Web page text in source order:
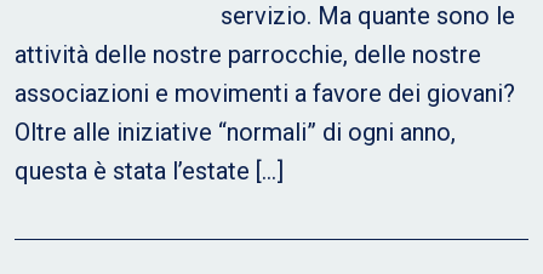
servizio. Ma quante sono le
attività delle nostre parrocchie, delle nostre
associazioni e movimenti a favore dei giovani?
Oltre alle iniziative “normali” di ogni anno,
questa è stata l’estate […]